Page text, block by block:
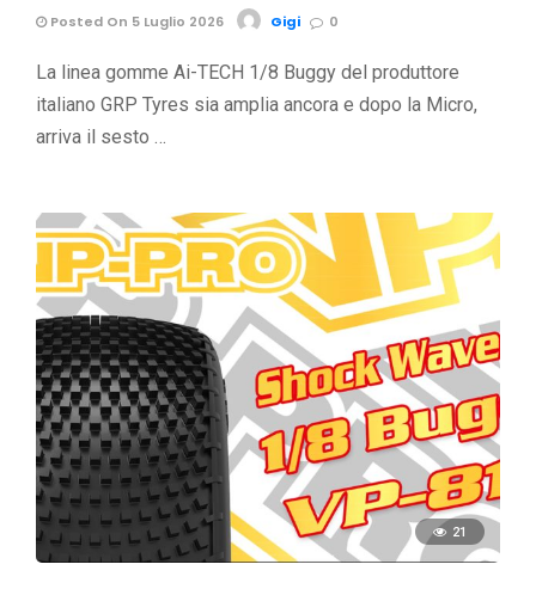
Posted On 5 Luglio 2026 Gigi 0
La linea gomme Ai-TECH 1/8 Buggy del produttore
italiano GRP Tyres sia amplia ancora e dopo la Micro,
arriva il sesto …
21